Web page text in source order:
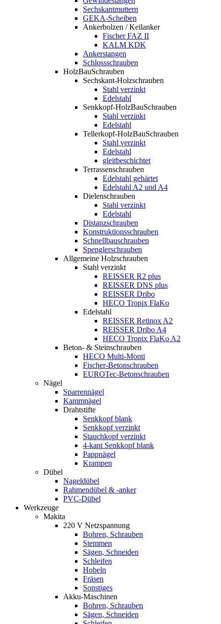
Sechskantmuttern
GEKA-Scheiben
Ankerbolzen / Keilanker
Fischer FAZ II
KALM KDK
Ankerstangen
Schlossschrauben
HolzBauSchrauben
Sechskant-Holzschrauben
Stahl verzinkt
Edelstahl
Senkkopf-HolzBauSchrauben
Stahl verzinkt
Edelstahl
Tellerkopf-HolzBauSchrauben
Stahl verzinkt
Edelstahl
gleitbeschichtet
Terrassenschrauben
Edelstahl gehärtet
Edelstahl A2 und A4
Dielenschrauben
Stahl verzinkt
Edelstahl
Distanzschrauben
Konstruktionsschrauben
Schnellbauschrauben
Spenglerschrauben
Allgemeine Holzschrauben
Stahl verzinkt
REISSER R2 plus
REISSER DNS plus
REISSER Dribo
HECO Tropix FlaKo
Edelstahl
REISSER Retinox A2
REISSER Dribo A4
HECO Tropix FlaKo A2
Beton- & Steinschrauben
HECO Multi-Monti
Fischer-Betonschrauben
EUROTec-Betonschrauben
Nägel
Sparrennägel
Kammnägel
Drahtstifte
Senkkopf blank
Senkkopf verzinkt
Stauchkopf verzinkt
4-kant Senkkopf blank
Pappnägel
Krampen
Dübel
Nageldübel
Rahmendübel & -anker
PVC-Dübel
Werkzeuge
Makita
220 V Netzspannung
Bohren, Schrauben
Stemmen
Sägen, Schneiden
Schleifen
Hobeln
Fräsen
Sonstiges
Akku-Maschinen
Bohren, Schrauben
Sägen, Schneiden